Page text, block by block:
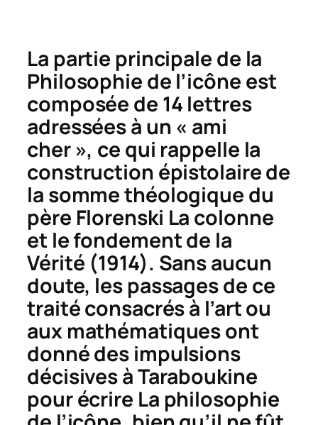
La partie principale de la
Philosophie de l’icône est
composée de 14 lettres
adressées à un « ami
cher », ce qui rappelle la
construction épistolaire de
la somme théologique du
père Florenski La colonne
et le fondement de la
Vérité (1914). Sans aucun
doute, les passages de ce
traité consacrés à l’art ou
aux mathématiques ont
donné des impulsions
décisives à Taraboukine
pour écrire La philosophie